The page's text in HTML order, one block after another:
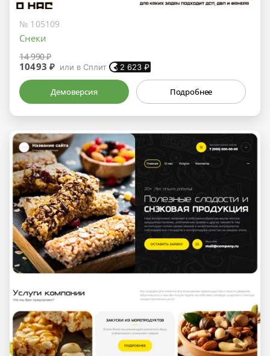
№ 105109
Снеки
14 990 ₽
10493 ₽ или в Сплит 2 623 ₽
Демоверсия Подробнее